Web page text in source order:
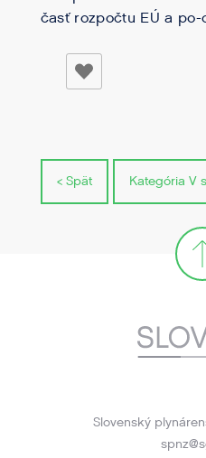
časť rozpočtu EÚ a po-
< Spät Kategória V
Slovenský